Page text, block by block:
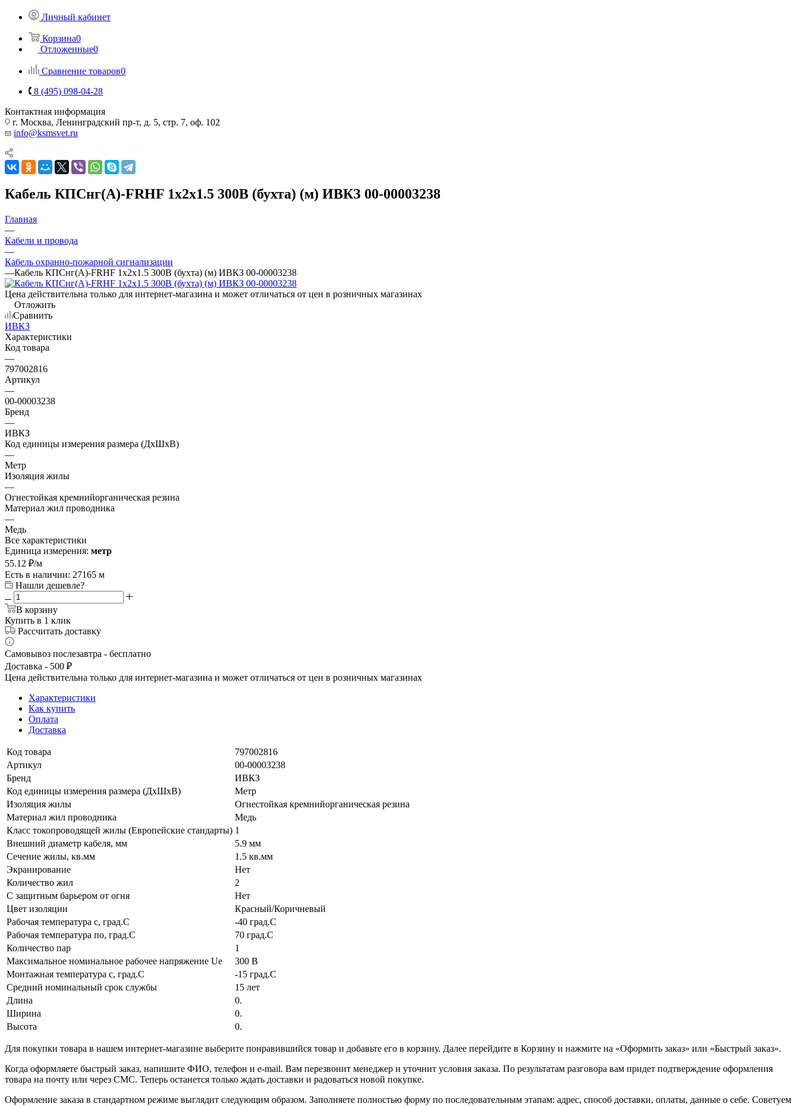
Личный кабинет
Корзина0
Отложенные0
Сравнение товаров0
8 (495) 098-04-28
Контактная информация
г. Москва, Ленинградский пр-т, д. 5, стр. 7, оф. 102
info@ksmsvet.ru
Кабель КПСнг(А)-FRHF 1х2х1.5 300В (бухта) (м) ИВКЗ 00-00003238
Главная
—
Кабели и провода
—
Кабель охранно-пожарной сигнализации
—Кабель КПСнг(А)-FRHF 1х2х1.5 300В (бухта) (м) ИВКЗ 00-00003238
Цена действительна только для интернет-магазина и может отличаться от цен в розничных магазинах
Отложить
Сравнить
ИВКЗ
Характеристики
Код товара
—
797002816
Артикул
—
00-00003238
Бренд
—
ИВКЗ
Код единицы измерения размера (ДхШхВ)
—
Метр
Изоляция жилы
—
Огнестойкая кремнийорганическая резина
Материал жил проводника
—
Медь
Все характеристики
Единица измерения: метр
55.12 ₽/м
Есть в наличии: 27165 м
Нашли дешевле?
В корзину
Купить в 1 клик
Рассчитать доставку
Самовывоз послезавтра - бесплатно
Доставка - 500 ₽
Цена действительна только для интернет-магазина и может отличаться от цен в розничных магазинах
Характеристики
Как купить
Оплата
Доставка
Код товара
797002816
Артикул
00-00003238
Бренд
ИВКЗ
Код единицы измерения размера (ДхШхВ)
Метр
Изоляция жилы
Огнестойкая кремнийорганическая резина
Материал жил проводника
Медь
Класс токопроводящей жилы (Европейские стандарты) 1
Внешний диаметр кабеля, мм
5.9 мм
Сечение жилы, кв.мм
1.5 кв.мм
Экранирование
Нет
Количество жил
2
С защитным барьером от огня
Нет
Цвет изоляции
Красный/Коричневый
Рабочая температура с, град.C
-40 град.C
Рабочая температура по, град.C
70 град.C
Количество пар
1
Максимальное номинальное рабочее напряжение Ue
300 В
Монтажная температура с, град.C
-15 град.C
Средний номинальный срок службы
15 лет
Длина
0.
Ширина
0.
Высота
0.
Для покупки товара в нашем интернет-магазине выберите понравившийся товар и добавьте его в корзину. Далее перейдите в Корзину и нажмите на «Оформить заказ» или «Быстрый заказ».
Когда оформляете быстрый заказ, напишите ФИО, телефон и e-mail. Вам перезвонит менеджер и уточнит условия заказа. По результатам разговора вам придет подтверждение оформления
товара на почту или через СМС. Теперь останется только ждать доставки и радоваться новой покупке.
Оформление заказа в стандартном режиме выглядит следующим образом. Заполняете полностью форму по последовательным этапам: адрес, способ доставки, оплаты, данные о себе. Советуем